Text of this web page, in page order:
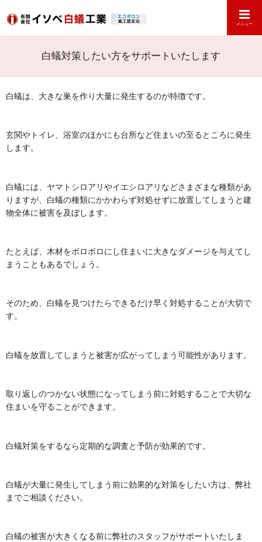
メニュー
白蟻対策したい方をサポートいたします
白蟻は、大きな巣を作り大量に発生するのが特徴です。
玄関やトイレ、浴室のほかにも台所など住まいの至るところに発生
します。
白蟻には、ヤマトシロアリやイエシロアリなどさまざまな種類があ
りますが、白蟻の種類にかかわらず対処せずに放置してしまうと建
物全体に被害を及ぼします。
たとえば、木材をボロボロにし住まいに大きなダメージを与えてし
まうこともあるでしょう。
そのため、白蟻を見つけたらできるだけ早く対処することが大切で
す。
白蟻を放置してしまうと被害が広がってしまう可能性があります。
取り返しのつかない状態になってしまう前に対処することで大切な
住まいを守ることができます。
白蟻対策をするなら定期的な調査と予防が効果的です。
白蟻が大量に発生してしまう前に効果的な対策をしたい方は、弊社
までご相談ください。
白蟻の被害が大きくなる前に弊社のスタッフがサポートいたしま